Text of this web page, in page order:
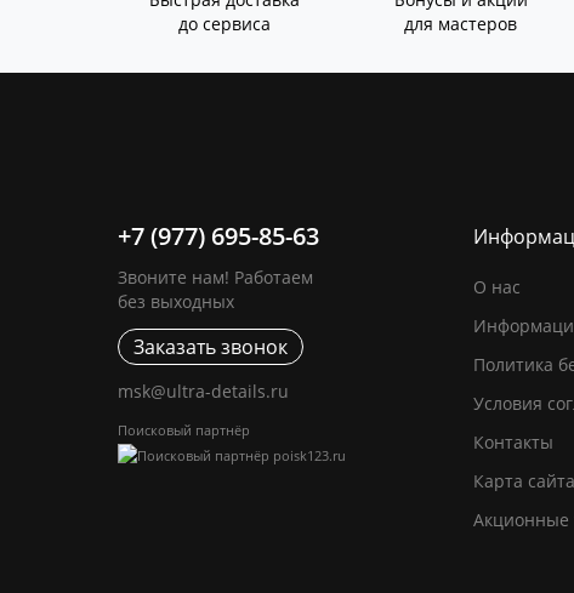
до сервиса
для мастеров
+7 (977) 695-85-63
Звоните нам! Работаем
без выходных
Заказать звонок
msk@ultra-details.ru
Поисковый партнёр
О нас
Политика
Условия
Контакты
Карта сайта
Акционные